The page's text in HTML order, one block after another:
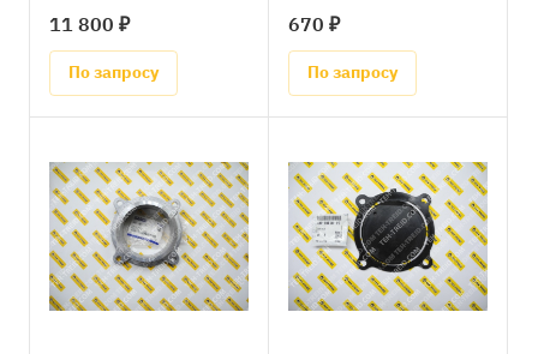
11 800 ₽
По запросу
670 ₽
По запросу